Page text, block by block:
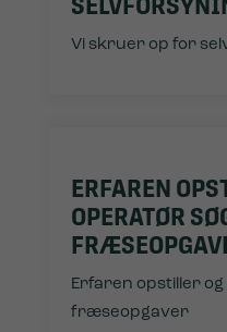
Vi skruer op for
ERFAREN
OPERATØR
Erfaren opstiller
fræseopgaver